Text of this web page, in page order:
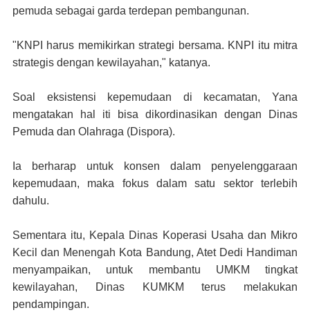
pemuda sebagai garda terdepan pembangunan.
"KNPI harus memikirkan strategi bersama. KNPI itu mitra
strategis dengan kewilayahan," katanya.
Soal eksistensi kepemudaan di kecamatan, Yana
mengatakan hal iti bisa dikordinasikan dengan Dinas
Pemuda dan Olahraga (Dispora).
Ia berharap untuk konsen dalam penyelenggaraan
kepemudaan, maka fokus dalam satu sektor terlebih
dahulu.
Sementara itu, Kepala Dinas Koperasi Usaha dan Mikro
Kecil dan Menengah Kota Bandung, Atet Dedi Handiman
menyampaikan, untuk membantu UMKM tingkat
kewilayahan, Dinas KUMKM terus melakukan
pendampingan.